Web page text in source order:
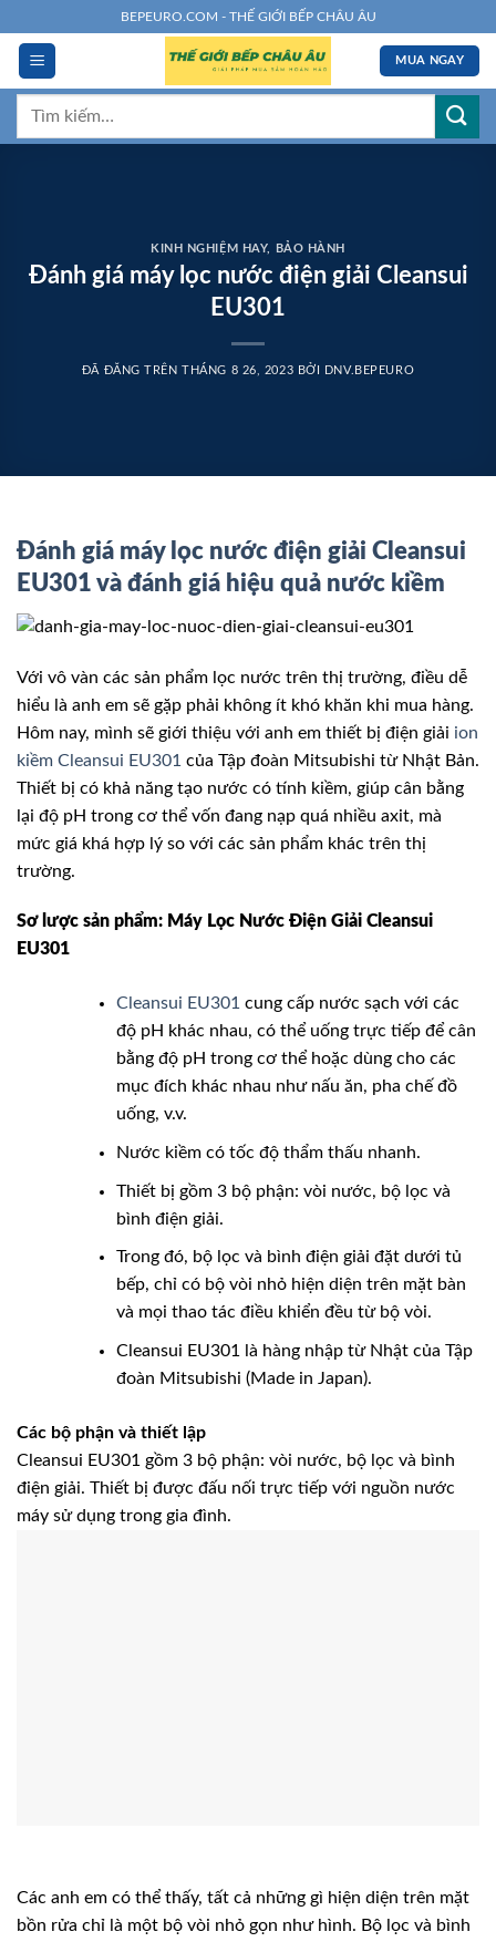
đến
dung
BEPEURO.COM - THẾ GIỚI BẾP CHÂU ÂU
MUA NGAY
Tìm
KINH NGHIỆM HAY, BẢO HÀNH
Đánh giá máy lọc nước điện giải Cleansui
EU301
ĐÃ ĐĂNG TRÊN THÁNG 8 26, 2023 BỞI DNV.BEPEURO
Đánh giá máy lọc nước điện giải Cleansui
EU301 và đánh giá hiệu quả nước kiềm
Với vô vàn các sản phẩm lọc nước trên thị trường, điều dễ
hiểu là anh em sẽ gặp phải không ít khó khăn khi mua hàng.
Hôm nay, mình sẽ giới thiệu với anh em thiết bị điện giải ion
kiềm Cleansui EU301 của Tập đoàn Mitsubishi từ Nhật Bản.
Thiết bị có khả năng tạo nước có tính kiềm, giúp cân bằng
lại độ pH trong cơ thể vốn đang nạp quá nhiều axit, mà
mức giá khá hợp lý so với các sản phẩm khác trên thị
trường.
Sơ lược sản phẩm: Máy Lọc Nước Điện Giải Cleansui
EU301
Cleansui EU301cung cấp nước sạch với các
độ pH khác nhau, có thể uống trực tiếp để cân
bằng độ pH trong cơ thể hoặc dùng cho các
mục đích khác nhau như nấu ăn, pha chế đồ
uống, v.v.
Nước kiềm có tốc độ thẩm thấu nhanh.
Thiết bị gồm 3 bộ phận: vòi nước, bộ lọc và
bình điện giải.
Trong đó, bộ lọc và bình điện giải đặt dưới tủ
bếp, chỉ có bộ vòi nhỏ hiện diện trên mặt bàn
và mọi thao tác điều khiển đều từ bộ vòi.
Cleansui EU301 là hàng nhập từ Nhật của Tập
đoàn Mitsubishi (Made in Japan).
Các bộ phận và thiết lập
Cleansui EU301 gồm 3 bộ phận: vòi nước, bộ lọc và bình
điện giải. Thiết bị được đấu nối trực tiếp với nguồn nước
máy sử dụng trong gia đình.
Các anh em có thể thấy, tất cả những gì hiện diện trên mặt
bồn rửa chỉ là một bộ vòi nhỏ gọn như hình. Bộ lọc và bình